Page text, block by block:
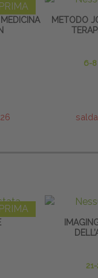
METODO
6-8